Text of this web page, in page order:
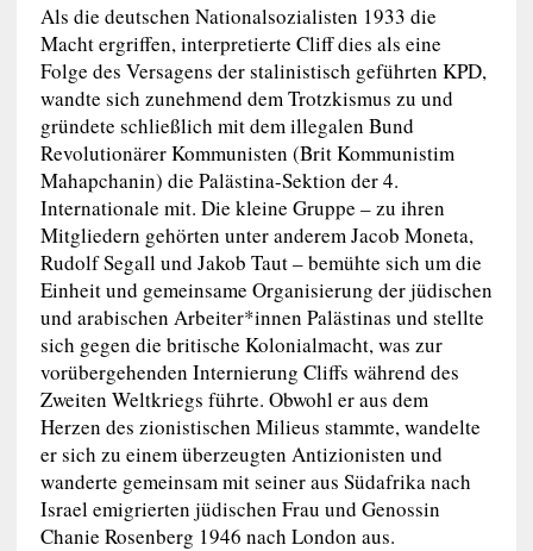
Als die deutschen Nationalsozialisten 1933 die
Macht ergriffen, interpretierte Cliff dies als eine
Folge des Versagens der stalinistisch geführten KPD,
wandte sich zunehmend dem Trotzkismus zu und
gründete schließlich mit dem illegalen Bund
Revolutionärer Kommunisten (Brit Kommunistim
Mahapchanin) die Palästina-Sektion der 4.
Internationale mit. Die kleine Gruppe – zu ihren
Mitgliedern gehörten unter anderem Jacob Moneta,
Rudolf Segall und Jakob Taut – bemühte sich um die
Einheit und gemeinsame Organisierung der jüdischen
und arabischen Arbeiter*innen Palästinas und stellte
sich gegen die britische Kolonialmacht, was zur
vorübergehenden Internierung Cliffs während des
Zweiten Weltkriegs führte. Obwohl er aus dem
Herzen des zionistischen Milieus stammte, wandelte
er sich zu einem überzeugten Antizionisten und
wanderte gemeinsam mit seiner aus Südafrika nach
Israel emigrierten jüdischen Frau und Genossin
Chanie Rosenberg 1946 nach London aus.